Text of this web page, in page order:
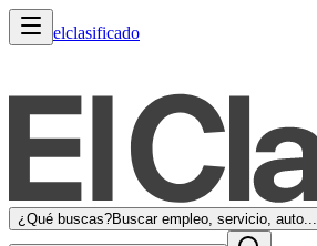
elclasificado
¿Qué buscas?Buscar empleo, servicio, auto...